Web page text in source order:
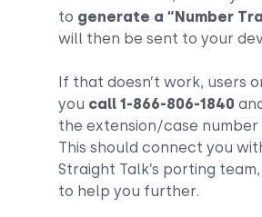
to generate a “Number
will then be sent to your
If that doesn’t work, users
you call 1-866-806-1840
the extension/case
This should connect you
Straight Talk’s porting
to help you further.